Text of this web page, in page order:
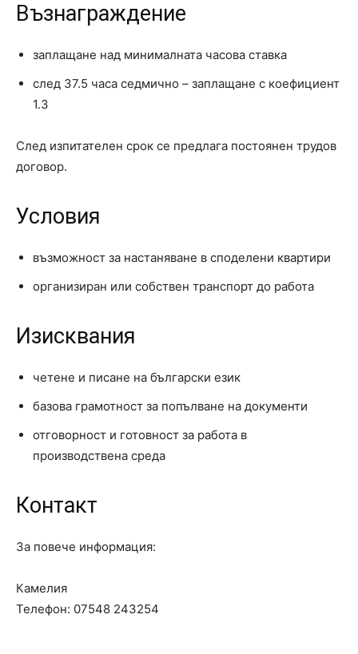
Възнаграждение
заплащане над минималната часова ставка
след 37.5 часа седмично – заплащане с коефициент
1.3
След изпитателен срок се предлага постоянен трудов
договор.
Условия
възможност за настаняване в споделени квартири
организиран или собствен транспорт до работа
Изисквания
четене и писане на български език
базова грамотност за попълване на документи
отговорност и готовност за работа в
производствена среда
Контакт
За повече информация:
Камелия
Телефон: 07548 243254